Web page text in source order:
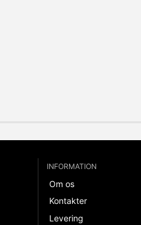
INFORMATION
Om os
Kontakter
Levering